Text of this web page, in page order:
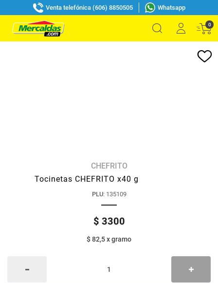
Venta telefónica (606) 8850505 Whatsapp
0
CHEFRITO
Tocinetas CHEFRITO x40 g
PLU: 135109
$ 3300
$ 82,5xgramo